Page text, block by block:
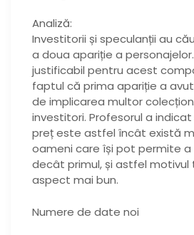
Analiză:
Investitorii și speculanții au
a doua apariție a
justificabil pentru acest
faptul că prima apariție a
de implicarea multor
investitori. Profesorul a
preț este astfel încât există
oameni care își pot permite a
decât primul, și astfel motivul
aspect mai bun.
Numere de date noi